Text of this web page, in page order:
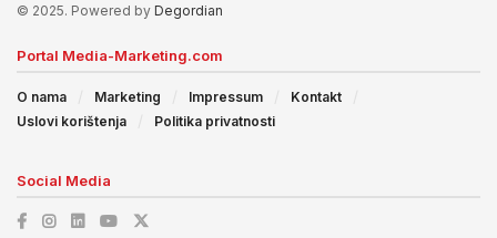
© 2025. Powered by Degordian
Portal Media-Marketing.com
O nama Marketing Impressum
Kontakt
Uslovi korištenja
Politika privatnosti
Social Media